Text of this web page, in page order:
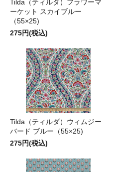
Tilda（ティルダ）フラワーマ
ーケット スカイブルー
（55×25)
275円(税込)
Tilda（ティルダ）ウィムジー
バード ブルー（55×25)
275円(税込)